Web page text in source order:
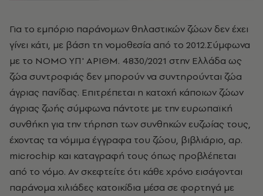
Για το εμπόριο παράνομων θηλαστικών ζώων δεν έχει
γίνει κάτι, με βάση τη νομοθεσία από το 2012.Σύμφωνα
με το ΝΟΜΟ ΥΠ' ΑΡΙΘΜ. 4830/2021 στην Ελλάδα ως
ζώα συντροφιάς δεν μπορούν να συντηρούνται ζώα
άγριας πανίδας. Επιτρέπεται η κατοχή κάποιων ζώων
άγριας ζωής σύμφωνα πάντοτε με την ευρωπαϊκή
συνθήκη για την τήρηση των συνθηκών ευζωίας τους,
έχοντας τα νόμιμα έγγραφα του ζώου, βιβλιάριο, αρ.
microchip και καταγραφή τους όπως προβλέπεται
από το νόμο. Αν σκεφτείτε ότι κάθε χρόνο εισάγονται
παράνομα χιλιάδες κατοικίδια μέσα σε φορτηγά με